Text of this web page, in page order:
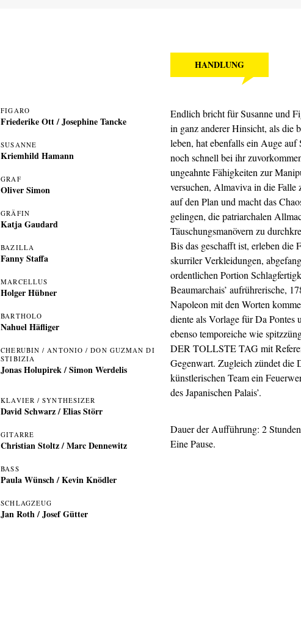
FIGARO
Friederike Ott/Josephine Tancke
SUSANNE
Kriemhild Hamann
GRAF
Oliver Simon
GRÄFIN
Katja Gaudard
BAZILLA
Fanny Staffa
MARCELLUS
Holger Hübner
BARTHOLO
Nahuel Häfliger
CHERUBIN / ANTONIO / DON GUZMAN DI
STIBIZIA
Jonas Holupirek/Simon Werdelis
KLAVIER / SYNTHESIZER
David Schwarz/Elias Störr
GITARRE
Christian Stoltz/Marc Dennewitz
BASS
Paula Wünsch/Kevin Knödler
SCHLAGZEUG
Jan Roth/Josef Gütter
HANDLUNG
Endlich bricht für Susanne und
in ganz anderer Hinsicht, als die
leben, hat ebenfalls ein Auge
noch schnell bei ihr
ungeahnte Fähigkeiten zur
versuchen, Almaviva in die
auf den Plan und macht das
gelingen, die patriarchalen
Täuschungsmanövern zu
Bis das geschafft ist, erleben die
skurriler Verkleidungen,
ordentlichen Portion
Beaumarchais’ aufrührerische,
Napoleon mit den Worten
diente als Vorlage für Da Pontes
ebenso temporeiche wie
DER TOLLSTE TAG mit
Gegenwart. Zugleich zündet die
künstlerischen Team ein
des Japanischen Palais’.
Dauer der Aufführung: 2
Eine Pause.